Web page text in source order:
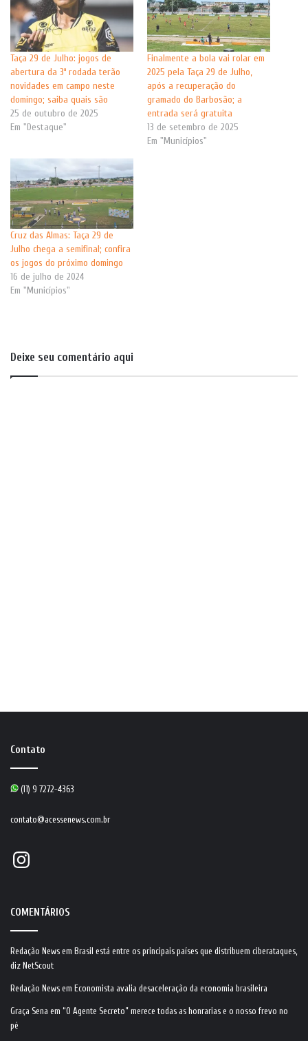
Taça 29 de Julho: jogos de
abertura da 3ª rodada terão
novidades em campo neste
domingo; saiba quais são
25 de outubro de 2025
Em "Destaque"
Finalmente a bola vai rolar em
2025 pela Taça 29 de Julho,
após a recuperação do
gramado do Barbosão; a
entrada será gratuita
13 de setembro de 2025
Em "Municípios"
Cruz das Almas: Taça 29 de
Julho chega a semifinal; confira
os jogos do próximo domingo
16 de julho de 2024
Em "Municípios"
Deixe seu comentário aqui
Contato
(11) 9 7272-4363
contato@acessenews.com.br
Instagram
COMENTÁRIOS
Redação News em Brasil está entre os principais países que distribuem ciberataques,
diz NetScout
Redação News em Economista avalia desaceleração da economia brasileira
Graça Sena em “O Agente Secreto” merece todas as honrarias e o nosso frevo no
pé